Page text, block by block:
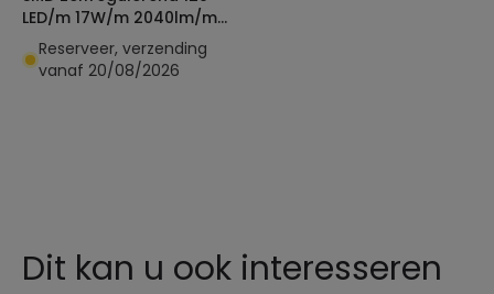
LED/m 17W/m 2040lm/m
SILICONE FLEX Ic-2p
Breedte 12mm te knippen
10cm IP65 Op maat
Reserveer, verzending
vanaf 20/08/2026
Dit kan u ook interesseren